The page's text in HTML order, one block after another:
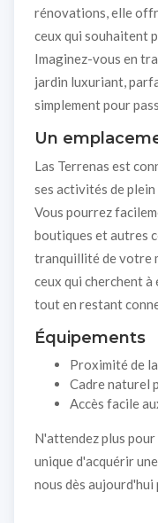
rénovations, elle
ceux qui souhaitent
Imaginez-vous en
jardin luxuriant,
simplement pour
Un
Las Terrenas est
ses activités de
Vous pourrez
boutiques et autres
tranquillité de votre
ceux qui cherchent
tout en restant
Équipements
Proximité de
Cadre naturel
Accès facile
N'attendez plus
unique d'acquérir
nous dès